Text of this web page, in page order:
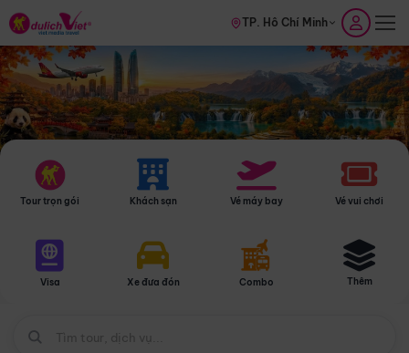
TP. Hồ Chí Minh
Tour trọn gói Khách sạn Vé máy bay Vé vui chơi
Visa Xe đưa đón Combo Thêm